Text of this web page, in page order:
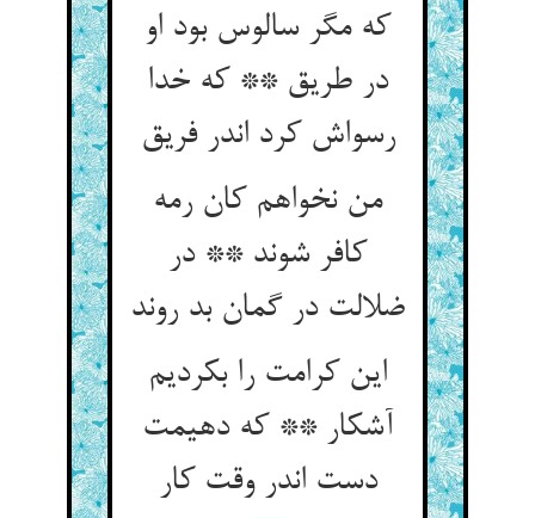
که مگر سالوس بود او
در طریق ** که خدا
رسواش کرد اندر فریق
من نخواهم کان رمه
کافر شوند ** در
ضلالت در گمان بد روند
این کرامت را بکردیم
آشکار ** که دهیمت
دست اندر وقت کار